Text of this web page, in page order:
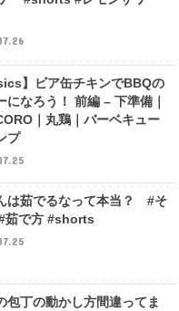
】ビア缶チキンでBBQの
になろう！ 前編 – 下準備｜
｜丸鶏｜バーベキュー
プ
は茹でるなって本当？ #そ
茹で方 #shorts
包丁の動かし方間違ってま